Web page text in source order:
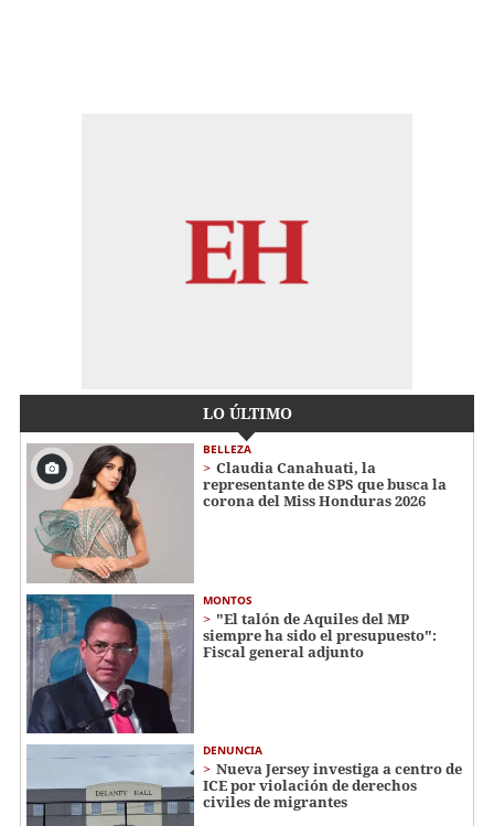
LO ÚLTIMO
BELLEZA
Claudia Canahuati, la
representante de SPS que busca la
corona del Miss Honduras 2026
MONTOS
"El talón de Aquiles del MP
siempre ha sido el presupuesto":
Fiscal general adjunto
DENUNCIA
Nueva Jersey investiga a centro de
ICE por violación de derechos
civiles de migrantes